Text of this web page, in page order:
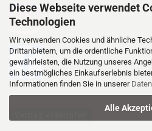
Diese Webseite verwendet
Technologien
Wir verwenden Cookies und ähnliche
Drittanbietern, um die ordentliche
gewährleisten, die Nutzung unseres
ein bestmögliches Einkaufserlebnis
Informationen finden Sie in unserer
Alle